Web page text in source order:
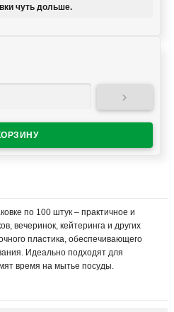
чуть дольше.

по 100 штук – практичное и
вечеринок, кейтеринга и других
пластика, обеспечивающего
Идеально подходят для
время на мытье посуды.